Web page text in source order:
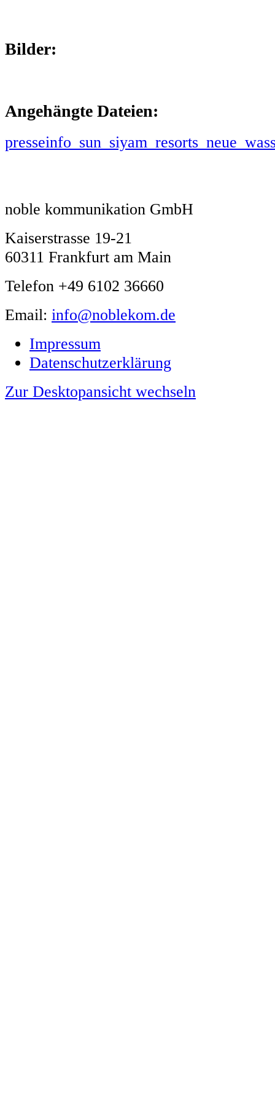
Bilder:
Angehängte Dateien:
noble kommunikation GmbH
Kaiserstrasse 19-21
60311 Frankfurt am Main
Telefon +49 6102 36660
Email: info@noblekom.de
Impressum
Datenschutzerklärung
Zur Desktopansicht wechseln